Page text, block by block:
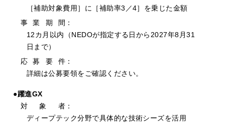
［補助対象費用］に［補助率3／4］を乗じた金額
事
業 期
間：
12カ月以内（NEDOが指定する日から2027年8月31
日まで）
応
募 要
件：
詳細は公募要領をご確認ください。
●躍進GX
対
象
者：
ディープテック分野で具体的な技術シーズを活用